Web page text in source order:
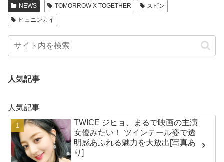
NEWS TOMORROW X TOGETHER
スビン
ヒュニンカイ
人気記事
人気記事
TWICE ジヒョ、まるで映画の主演
女優みたい！ ツインテール姿で透
明感あふれる魅力を大放出[写真あ
り]